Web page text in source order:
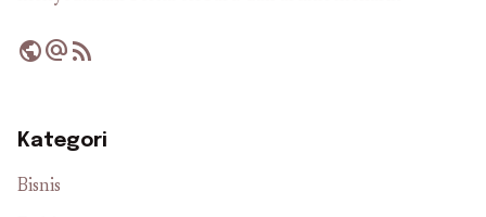
publicalternate_emailrss_feed
Kategori
Bisnis